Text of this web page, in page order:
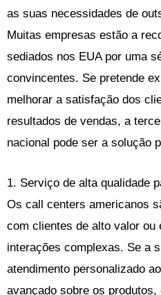
as suas necessidades de
Muitas empresas estão a
sediados nos EUA por uma
convincentes. Se pretende
melhorar a satisfação dos
resultados de vendas, a
nacional pode ser a solução
1. Serviço de alta qualidade
Os call centers americanos
com clientes de alto valor ou
interações complexas. Se a
atendimento personalizado
avançado sobre os